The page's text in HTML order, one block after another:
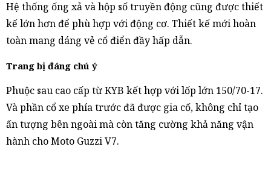
Hệ thống ống xả và hộp số truyền động cũng được thiết
kế lớn hơn để phù hợp với động cơ. Thiết kế mới hoàn
toàn mang dáng vẻ cổ điển đầy hấp dẫn.
Trang bị đáng chú ý
Phuộc sau cao cấp từ KYB kết hợp với lốp lớn 150/70-17.
Và phần cổ xe phía trước đã được gia cố, không chỉ tạo
ấn tượng bên ngoài mà còn tăng cường khả năng vận
hành cho Moto Guzzi V7.